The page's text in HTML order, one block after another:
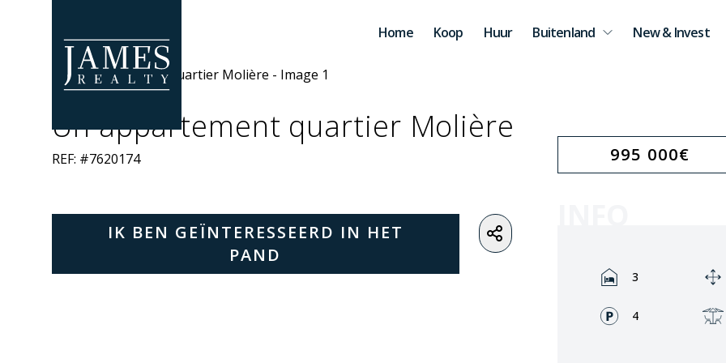
Home
Koop Huur Buitenland New & Invest
Un appartement quartier Molière
REF: #7620174
IK BEN GEÏNTERESSEERD IN HET
PAND
995 000€
Rooms:
3
Fronts:
4